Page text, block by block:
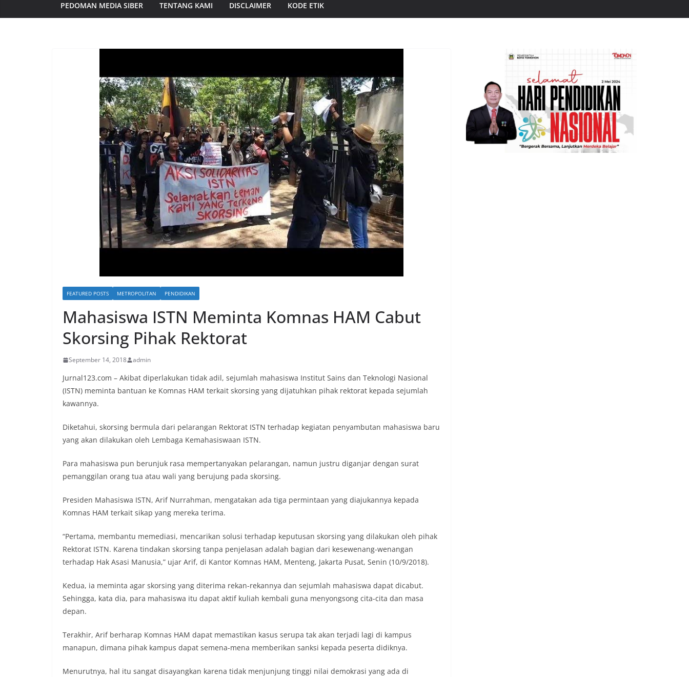
PEDOMAN MEDIA SIBER TENTANG KAMI DISCLAIMER KODE ETIK
FEATURED POSTS METROPOLITAN PENDIDIKAN
Mahasiswa ISTN Meminta Komnas HAM Cabut
Skorsing Pihak Rektorat
September 14, 2018 admin
Jurnal123.com – Akibat diperlakukan tidak adil, sejumlah mahasiswa Institut Sains dan Teknologi Nasional
(ISTN) meminta bantuan ke Komnas HAM terkait skorsing yang dijatuhkan pihak rektorat kepada sejumlah
kawannya.
Diketahui, skorsing bermula dari pelarangan Rektorat ISTN terhadap kegiatan penyambutan mahasiswa baru
yang akan dilakukan oleh Lembaga Kemahasiswaan ISTN.
Para mahasiswa pun berunjuk rasa mempertanyakan pelarangan, namun justru diganjar dengan surat
pemanggilan orang tua atau wali yang berujung pada skorsing.
Presiden Mahasiswa ISTN, Arif Nurrahman, mengatakan ada tiga permintaan yang diajukannya kepada
Komnas HAM terkait sikap yang mereka terima.
“Pertama, membantu memediasi, mencarikan solusi terhadap keputusan skorsing yang dilakukan oleh pihak
Rektorat ISTN. Karena tindakan skorsing tanpa penjelasan adalah bagian dari kesewenang-wenangan
terhadap Hak Asasi Manusia,” ujar Arif, di Kantor Komnas HAM, Menteng, Jakarta Pusat, Senin (10/9/2018).
Kedua, ia meminta agar skorsing yang diterima rekan-rekannya dan sejumlah mahasiswa dapat dicabut.
Sehingga, kata dia, para mahasiswa itu dapat aktif kuliah kembali guna menyongsong cita-cita dan masa
depan.
Terakhir, Arif berharap Komnas HAM dapat memastikan kasus serupa tak akan terjadi lagi di kampus
manapun, dimana pihak kampus dapat semena-mena memberikan sanksi kepada peserta didiknya.
Menurutnya, hal itu sangat disayangkan karena tidak menjunjung tinggi nilai demokrasi yang ada di